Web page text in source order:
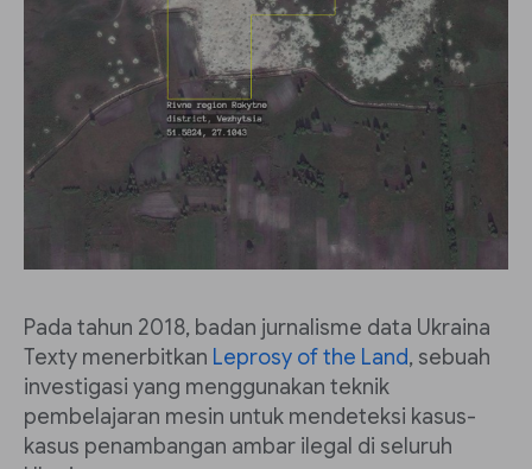
Pada tahun 2018, badan jurnalisme data Ukraina
Texty menerbitkan Leprosy of the Land, sebuah
investigasi yang menggunakan teknik
pembelajaran mesin untuk mendeteksi kasus-
kasus penambangan ambar ilegal di seluruh